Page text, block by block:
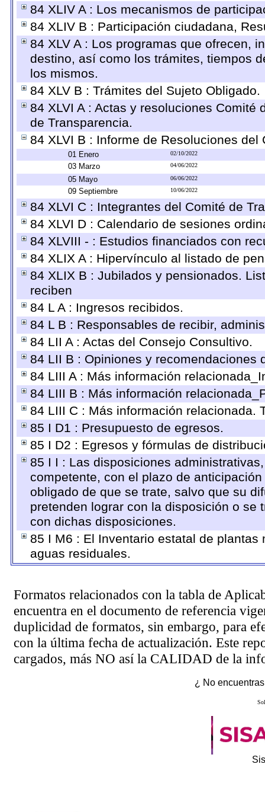
84 XLIV A : Los mecanismos de
84 XLIV B : Participación ciudadana,
84 XLV A : Los programas que ofrecen,
destino, así como los trámites, tiempos
los mismos.
84 XLV B : Trámites del Sujeto Obligado.
84 XLVI A : Actas y resoluciones
de Transparencia.
84 XLVI B : Informe de Resoluciones del
01 Enero 02/10/2022
03 Marzo 04/06/2022
05 Mayo 06/06/2022
09 Septiembre 10/06/2022
84 XLVI C : Integrantes del Comité de
84 XLVI D : Calendario de sesiones
84 XLVIII - : Estudios financiados con
84 XLIX A : Hipervínculo al listado de
84 XLIX B : Jubilados y pensionados.
reciben
84 L A : Ingresos recibidos.
84 L B : Responsables de recibir,
84 LII A : Actas del Consejo Consultivo.
84 LII B : Opiniones y recomendaciones
84 LIII A : Más información
84 LIII B : Más información
84 LIII C : Más información relacionada.
85 I D1 : Presupuesto de egresos.
85 I D2 : Egresos y fórmulas de
85 I I : Las disposiciones
competente, con el plazo de
obligado de que se trate, salvo que su
pretenden lograr con la disposición o se
con dichas disposiciones.
85 I M6 : El Inventario estatal de
aguas residuales.
Formatos relacionados con la tabla de
encuentra en el documento de referencia
duplicidad de formatos, sin embargo, para
con la última fecha de actualización. Este
cargados, más NO así la CALIDAD de la
¿ No